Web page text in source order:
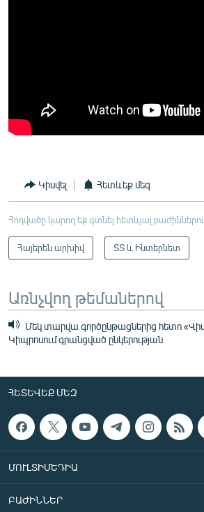
Կիսվել Հետևեք մեզ
Հոդվածը կարող եք գտնել հետևյալ
Հայերեն արխիվ ՏՏ և Ինտերնետ
Առնչվող թեմաներով
Մեկ տարվա գործընթացներից հետո
Կիպրոսում գրանցված ընկերության
ՀԵՏԵՎԵՔ ՄԵԶ
ՄՈՒԼՏԻՄԵԴԻԱ
ԲԱԺԻՆՆԵՐ